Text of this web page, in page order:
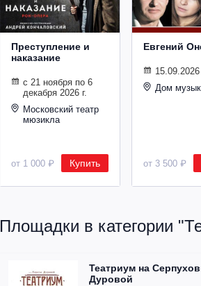
Преступление и
наказание
с 21 ноября по 6
декабря 2026 г.
Московский театр
мюзикла
от 1 000 ₽ Купить
Евгений
Дом
от 3 500 ₽
Площадки в категории
Театриум на
Дуровой